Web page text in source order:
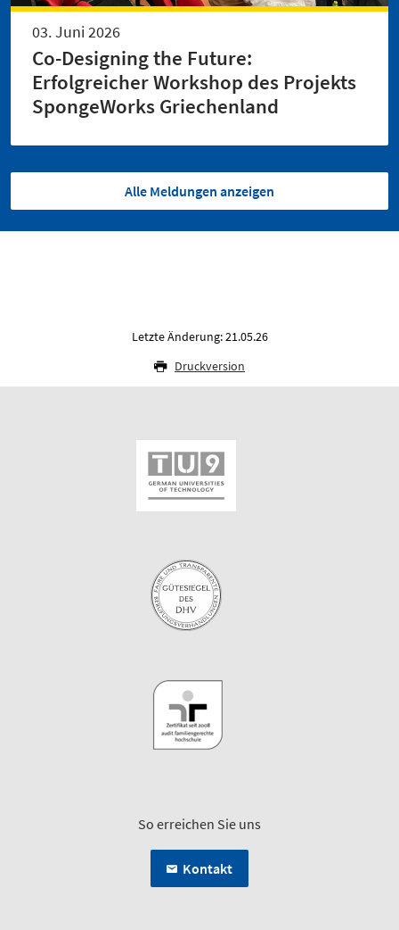
03. Juni 2026
Co-Designing the Future:
Erfolgreicher Workshop des Projekts
SpongeWorks Griechenland
Alle Meldungen anzeigen
Letzte Änderung: 21.05.26
Druckversion
So erreichen Sie uns
Kontakt